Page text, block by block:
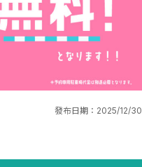
發布日期： 2025/12/30